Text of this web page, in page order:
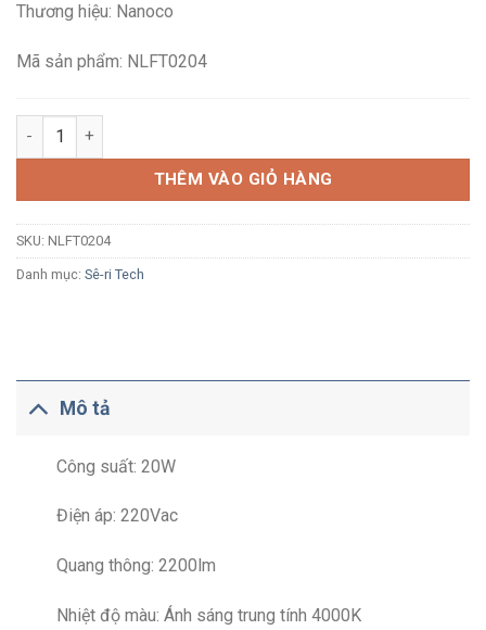
215,000₫.
Thương hiệu: Nanoco
Mã sản phẩm: NLFT0204
Đèn pha LED Nanoco Tech Series NLFT0204 20W ánh sáng
THÊM VÀO GIỎ HÀNG
SKU: NLFT0204
Danh mục: Sê-ri Tech
Mô tả
Công suất: 20W
Điện áp: 220Vac
Quang thông: 2200lm
Nhiệt độ màu: Ánh sáng trung tính 4000K